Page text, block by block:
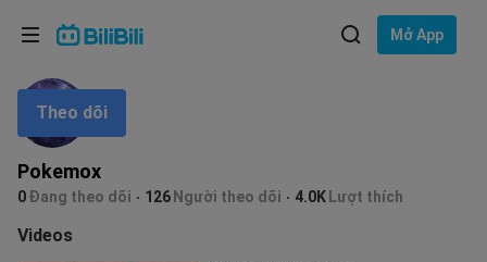
Mở App
Pokemox
0Đang theo dõi 126 Người theo dõi 4.0K Lượt thích
Theo dõi
Videos
Ngôn ngữ: Tiếng Việt
Lựa chọn ngôn ngữ
English
ภาษาไทย
Tiếng Việt